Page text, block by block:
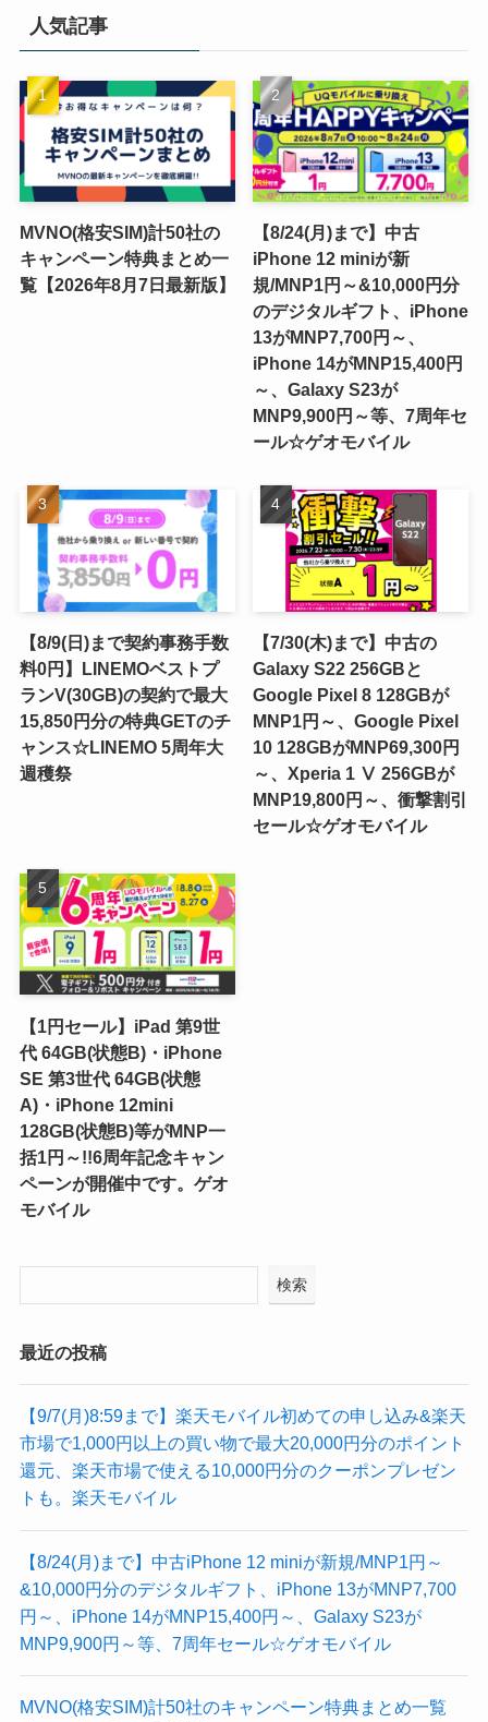
人気記事
MVNO(格安SIM)計50社の
キャンペーン特典まとめ一
覧【2026年8月7日最新版】
【8/24(月)まで】中古
iPhone 12 miniが新
規/MNP1円～&10,000円分
のデジタルギフト、iPhone
13がMNP7,700円～、
iPhone 14がMNP15,400円
～、Galaxy S23が
MNP9,900円～等、7周年セ
ール☆ゲオモバイル
【8/9(日)まで契約事務手数
料0円】LINEMOベストプ
ランV(30GB)の契約で最大
15,850円分の特典GETのチ
ャンス☆LINEMO 5周年大
週穫祭
【7/30(木)まで】中古の
Galaxy S22 256GBと
Google Pixel 8 128GBが
MNP1円～、Google Pixel
10 128GBがMNP69,300円
～、Xperia 1 Ⅴ 256GBが
MNP19,800円～、衝撃割引
セール☆ゲオモバイル
【1円セール】iPad 第9世
代 64GB(状態B)・iPhone
SE 第3世代 64GB(状態
A)・iPhone 12mini
128GB(状態B)等がMNP一
括1円～!!6周年記念キャン
ペーンが開催中です。ゲオ
モバイル
検索
最近の投稿
【9/7(月)8:59まで】楽天モバイル初めての申し込み&楽天
市場で1,000円以上の買い物で最大20,000円分のポイント
還元、楽天市場で使える10,000円分のクーポンプレゼン
トも。楽天モバイル
【8/24(月)まで】中古iPhone 12 miniが新規/MNP1円～
&10,000円分のデジタルギフト、iPhone 13がMNP7,700
円～、iPhone 14がMNP15,400円～、Galaxy S23が
MNP9,900円～等、7周年セール☆ゲオモバイル
MVNO(格安SIM)計50社のキャンペーン特典まとめ一覧